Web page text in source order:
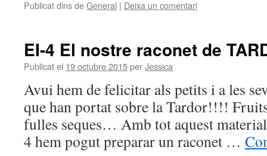
Publicat dins deGeneral | Deixa un comentari
EI-4 El nostre raconet de
Publicat el 19 octubre 2015perJessica
Avui hem de felicitar als petits i a les
que han portat sobre la Tardor!!!!
fulles seques… Amb tot aquest
4 hem pogut preparar un raconet …